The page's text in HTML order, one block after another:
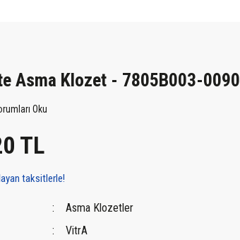
Asma Klozet - 7805B003-0090
Oku
TL
taksitlerle!
Asma Klozetler
VitrA